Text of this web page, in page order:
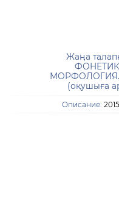
Жаңа
МОРФОЛОГИЯ.
(оқушыға
Описание: